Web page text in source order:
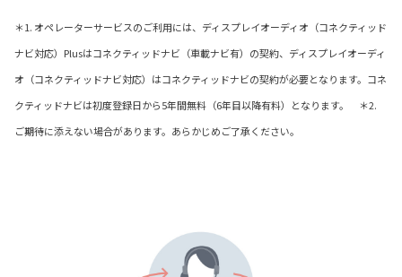
＊1. オペレーターサービスのご利用には、ディスプレイオーディオ（コネクティッド
ナビ対応）Plusはコネクティッドナビ（車載ナビ有）の契約、ディスプレイオーディ
オ（コネクティッドナビ対応）はコネクティッドナビの契約が必要となります。コネ
クティッドナビは初度登録日から5年間無料（6年目以降有料）となります。 ＊2.
ご期待に添えない場合があります。あらかじめご了承ください。